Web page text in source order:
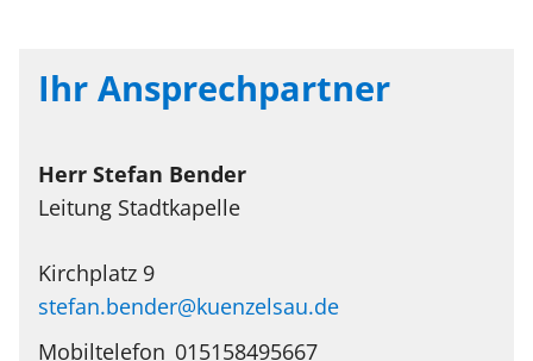
Ihr Ansprechpartner
Herr Stefan Bender
Leitung Stadtkapelle
Kirchplatz 9
stefan.bender@kuenzelsau.de
Mobiltelefon 015158495667